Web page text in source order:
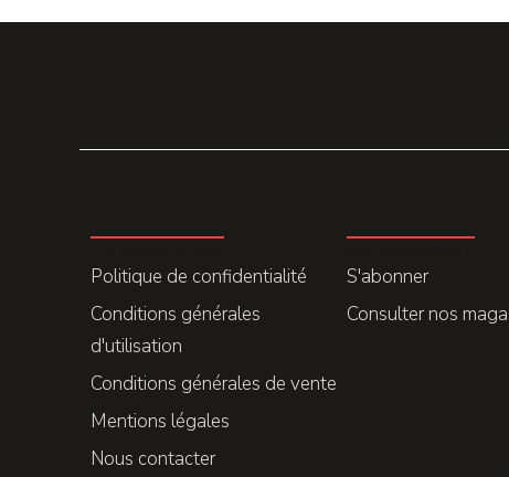
Politique de confidentialité
Conditions générales
d'utilisation
Conditions générales de vente
Mentions légales
Nous contacter
S'abonner
Consulter nos